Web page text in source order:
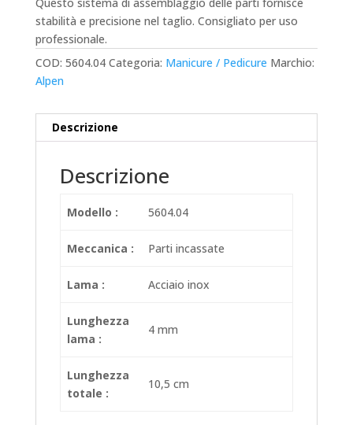
stabilità e precisione nel taglio. Consigliato per uso
professionale.
COD: 5604.04 Categoria: Manicure / Pedicure Marchio:
Alpen
Descrizione
Descrizione
Modello : 5604.04
Meccanica : Parti incassate
Lama : Acciaio inox
Lunghezza
lama :
4 mm
Lunghezza
totale :
10,5 cm